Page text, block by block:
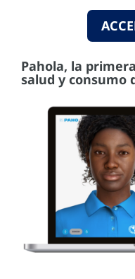
Pahola, la
salud y consumo